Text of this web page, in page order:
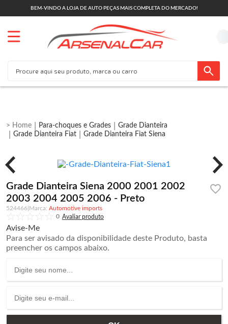
BEM-VINDO A LOJA DE AUTO PEÇAS MAIS COMPLETA DO MERCADO!
Para-choques e Grades
Grade Dianteira
Grade Dianteira Fiat
Grade Dianteira Fiat Siena
Grade Dianteira Siena 2000 2001 2002
2003 2004 2005 2006 - Preto
524466
Automotive imports
0
Avise-Me
Para ser avisado da disponibilidade deste Produto, basta
preencher os campos abaixo.